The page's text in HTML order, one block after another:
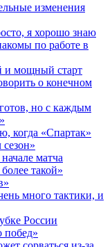
изменения
я хорошо знаю
по работе в
и мощный старт
о конечном
но с каждым
когда «Спартак»
матча
такой»
много тактики, и
России
побед»